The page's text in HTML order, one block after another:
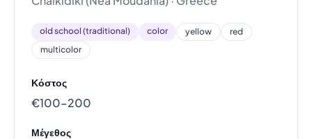
old school (traditional) color yellow
red
multicolor
Κόστος
€100–200
Μέγεθος